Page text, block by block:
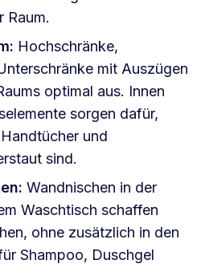
Raum.
Hochschränke,
mit Auszügen
optimal aus. Innen
sorgen dafür,
und
sind.
Wandnischen in der
Waschtisch schaffen
ohne zusätzlich in den
Shampoo, Duschgel